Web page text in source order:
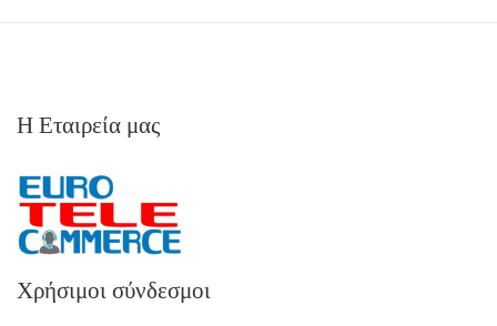
Η Εταιρεία μας
Χρήσιμοι σύνδεσμοι